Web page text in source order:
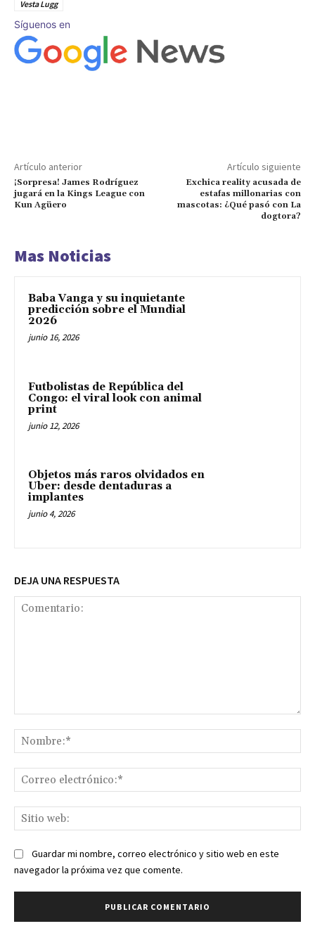
Vesta Lugg
Síguenos en
Artículo anterior
¡Sorpresa! James Rodríguez
jugará en la Kings League con
Kun Agüero
Artículo siguiente
Exchica reality acusada de
estafas millonarias con
mascotas: ¿Qué pasó con La
dogtora?
Mas Noticias
Baba Vanga y su inquietante
predicción sobre el Mundial
2026
junio 16, 2026
Futbolistas de República del
Congo: el viral look con animal
print
junio 12, 2026
Objetos más raros olvidados en
Uber: desde dentaduras a
implantes
junio 4, 2026
DEJA UNA RESPUESTA
Guardar mi nombre, correo electrónico y sitio web en este
navegador la próxima vez que comente.